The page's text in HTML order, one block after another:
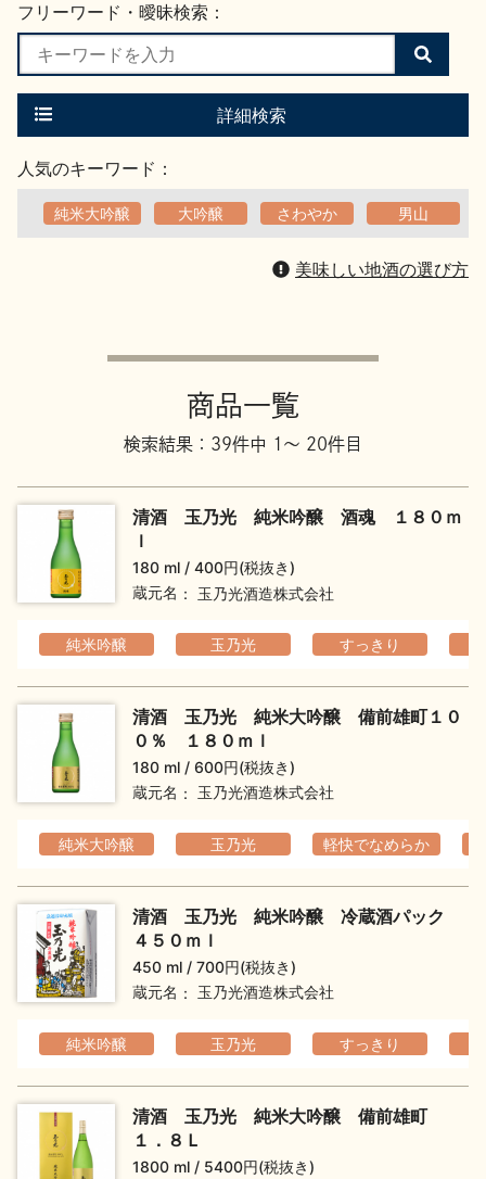
お楽しみコンテンツ
歳時記 地酒蔵元会検定
地酒小説
日本酒の楽しみ方特集
イベント情報TOP 新商品・おすすめ商品
季節の商品 イベント情報
フリーワード・曖昧検索：
検
索
す
詳細検索
人気のキーワード：
純米大吟醸 大吟醸 さわやか 男山
美味しい地酒の選び方
商品一覧
検索結果：39件中 1～ 20件目
清酒 玉乃光 純米吟醸 酒魂 １８０ｍ
ｌ
180 ml
400円(税抜き)
蔵元名
玉乃光酒造株式会社
純米吟醸 玉乃光 すっきり
清酒 玉乃光 純米大吟醸 備前雄町１０
０％ １８０ｍｌ
180 ml
600円(税抜き)
蔵元名
玉乃光酒造株式会社
純米大吟醸 玉乃光 軽快でなめらか
清酒 玉乃光 純米吟醸 冷蔵酒パック
４５０ｍｌ
450 ml
700円(税抜き)
蔵元名
玉乃光酒造株式会社
純米吟醸 玉乃光 すっきり
清酒 玉乃光 純米大吟醸 備前雄町
１．８Ｌ
1800 ml
5400円(税抜き)